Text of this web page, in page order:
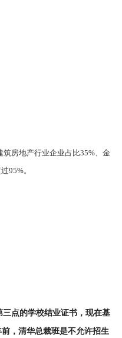
房地产行业企业占比35%、金
95%。
点的学校结业证书，现在基
，清华总裁班是不允许招生